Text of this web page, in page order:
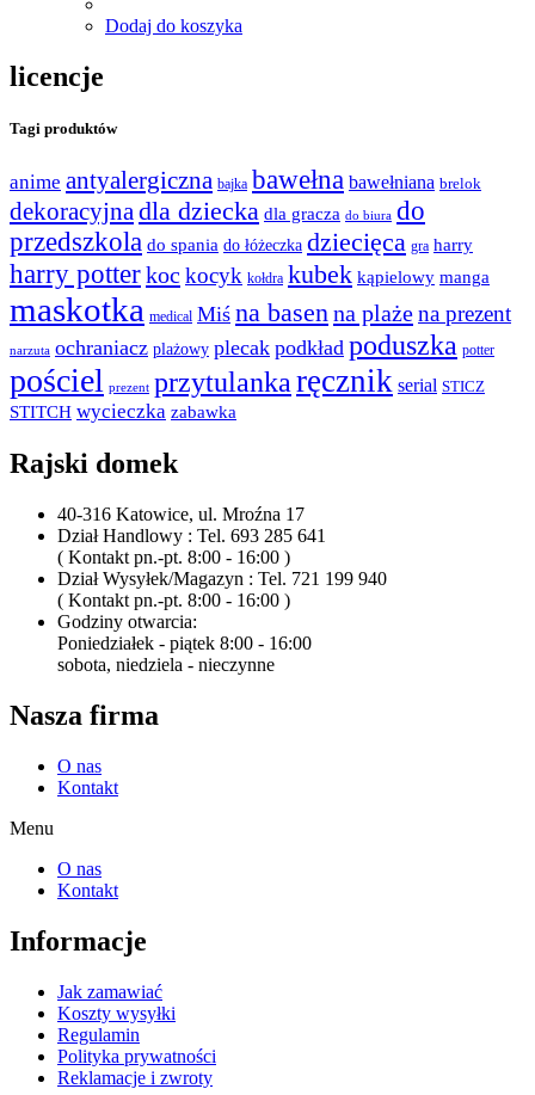
Dodaj do koszyka
licencje
Tagi produktów
anime antyalergiczna bajka bawełna bawełniana brelok
dekoracyjna dla dziecka dla gracza do biura do
przedszkola do spania do łóżeczka dziecięca gra harry
harry potterkoc kocyk kołdra kubek kąpielowy manga
maskotka medical Miś na basenna plażena prezent
narzuta ochraniacz plażowy plecak podkład poduszka potter
pościel prezent przytulankaręcznik serial STICZ
STITCH wycieczka zabawka
Rajski domek
40-316 Katowice, ul. Mroźna 17
Dział Handlowy : Tel. 693 285 641
( Kontakt pn.-pt. 8:00 - 16:00 )
Dział Wysyłek/Magazyn : Tel. 721 199 940
( Kontakt pn.-pt. 8:00 - 16:00 )
Godziny otwarcia:
Poniedziałek - piątek 8:00 - 16:00
sobota, niedziela - nieczynne
Nasza firma
O nas
Kontakt
Menu
O nas
Kontakt
Informacje
Jak zamawiać
Koszty wysyłki
Regulamin
Polityka prywatności
Reklamacje i zwroty